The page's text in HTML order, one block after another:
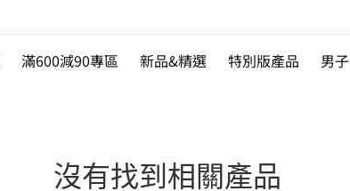
滿600減90專區 新品&精選 特別版產品 男子
沒有找到相關產品